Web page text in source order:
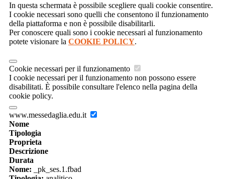
In questa schermata è possibile scegliere quali cookie consentire.
I cookie necessari sono quelli che consentono il funzionamento
della piattaforma e non è possibile disabilitarli.
Per conoscere quali sono i cookie necessari al funzionamento
potete visionare la COOKIE POLICY.
Cookie necessari per il funzionamento
I cookie necessari per il funzionamento non possono essere
disabilitati. È possibile consultare l'elenco nella pagina della
cookie policy.
www.messedaglia.edu.it
Nome
Tipologia
Proprieta
Descrizione
Durata
Nome: _pk_ses.1.fbad